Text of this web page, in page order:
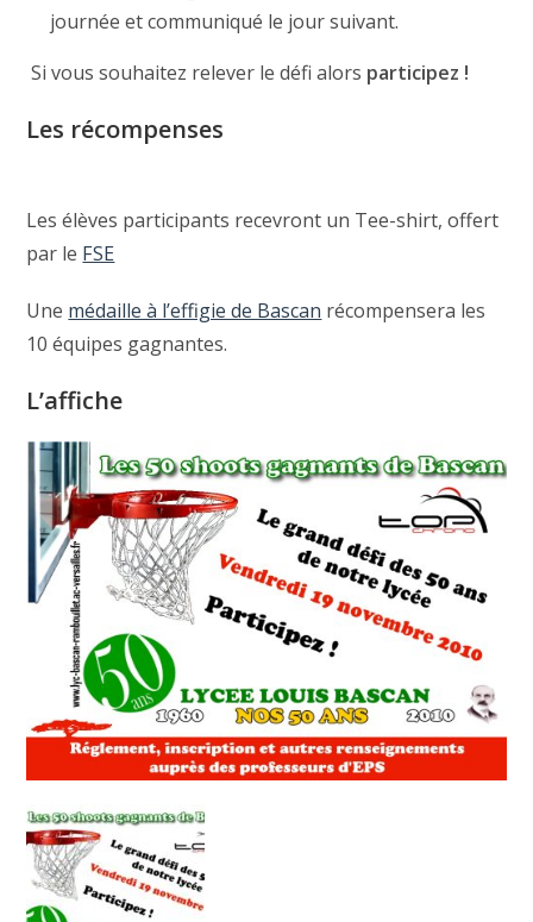
journée et communiqué le jour suivant.
Si vous souhaitez relever le défi alors participez !
Les récompenses
Les élèves participants recevront un Tee-shirt, offert
par le FSE
Une médaille à l’effigie de Bascan récompensera les
10 équipes gagnantes.
L’affiche